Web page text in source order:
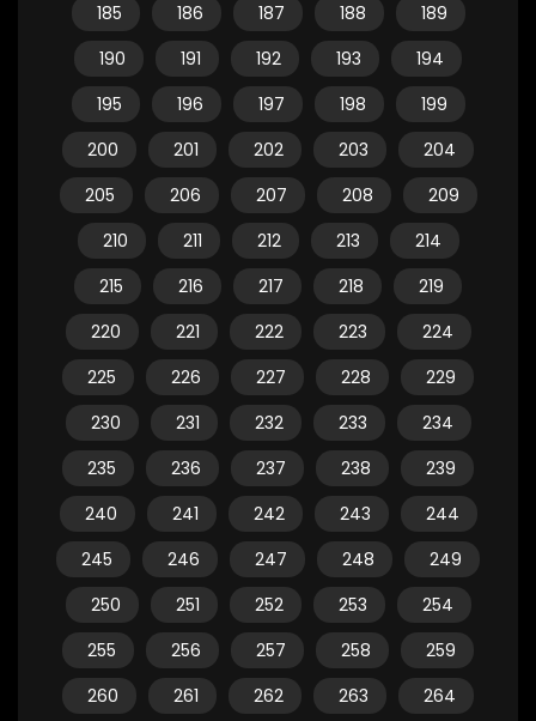
185
186 187 188
189
190
191 192 193
194
195
196 197 198
199
200
201 202 203
204
205
206 207 208
209
210
211 212 213
214
215
216 217 218
219
220
221 222 223
224
225
226 227 228
229
230
231 232 233
234
235
236 237 238
239
240
241 242 243
244
245
246 247 248
249
250
251 252 253
254
255
256 257 258
259
260
261 262 263
264